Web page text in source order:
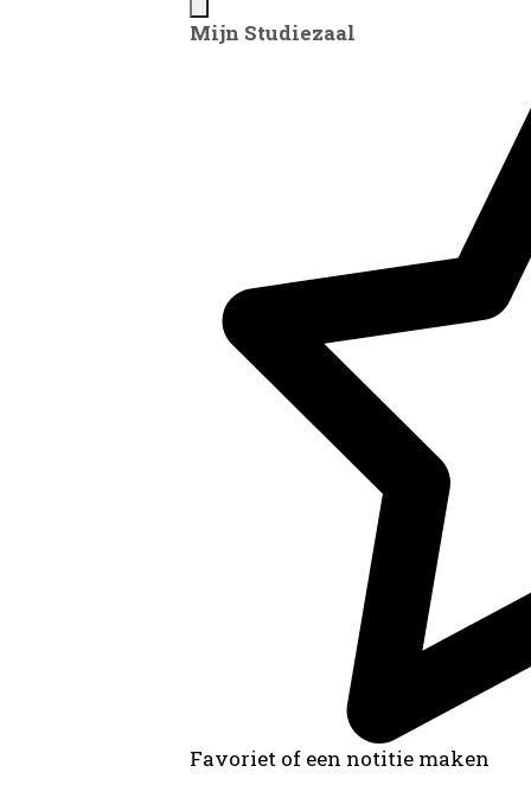
Mijn Studiezaal
Favoriet of een notitie maken